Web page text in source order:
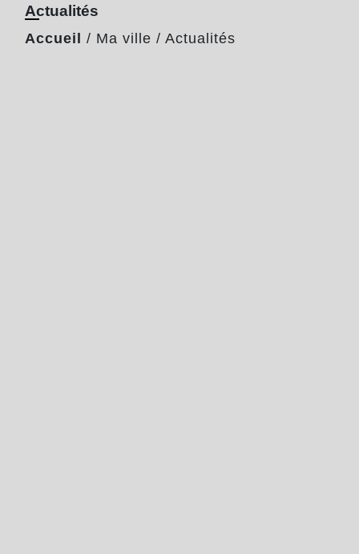
Actualités
Accueil / Ma ville / Actualités